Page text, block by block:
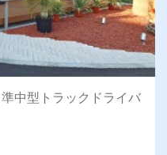
中型トラックドライバ